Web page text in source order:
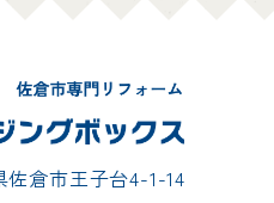
倉市王子台4-1-14